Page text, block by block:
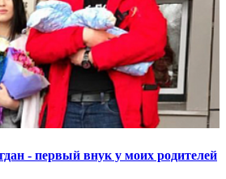
- первый внук у моих родителей